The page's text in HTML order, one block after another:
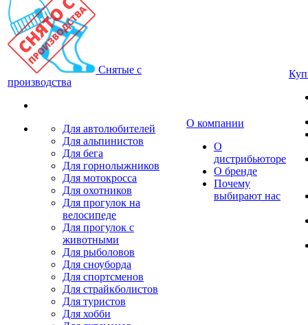
Снятые с
производства
Для автолюбителей
Для альпинистов
Для бега
Для горнолыжников
Для мотокросса
Для охотников
Для прогулок на
велосипеде
Для прогулок с
животными
Для рыболовов
Для сноуборда
Для спортсменов
Для страйкболистов
Для туристов
Для хобби
О компании
О
дистрибьюторе
О бренде
Почему
выбирают нас